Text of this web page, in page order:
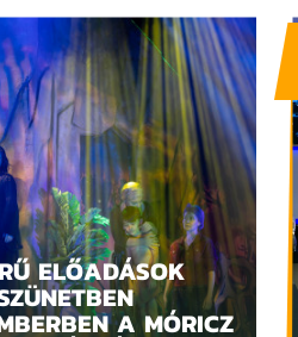
ELŐADÁSOK
A MÓRICZ